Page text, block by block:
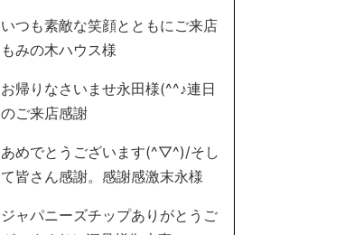
いつも素敵な笑顔とともにご来店
もみの木ハウス様
お帰りなさいませ永田様(^^♪連日
のご来店感謝
あめでとうございます(^▽^)/そし
て皆さん感謝。感謝感激末永様
ジャパニーズチップありがとうご